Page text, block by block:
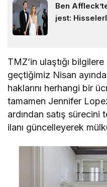
Ben
jest:
TMZ’in ulaştığı
geçtiğimiz Nisan
haklarını herhangi bir
tamamen Jennifer
ardından satış
ilanı güncelleyerek